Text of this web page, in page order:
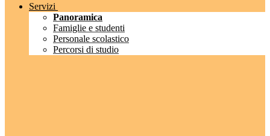
Servizi
Panoramica
Famiglie e studenti
Personale scolastico
Percorsi di studio